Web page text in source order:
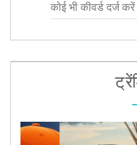
कोई भी कीवर्ड दर्ज करें